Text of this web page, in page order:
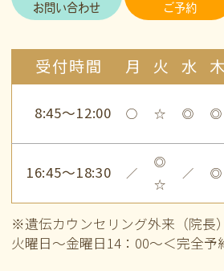
お問い合わせ ご予約
受付時間 月 火 水 木
8:45～12:00 ○ ☆ ◎ ◎
16:45～18:30 ／
◎
☆
／ ◎
※遺伝カウンセリング外来（院長）
火曜日～金曜日14：00～＜完全予